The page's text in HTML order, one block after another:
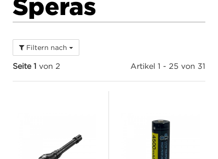
Speras
Filtern nach
Seite 1 von 2 Artikel 1 - 25 von 31